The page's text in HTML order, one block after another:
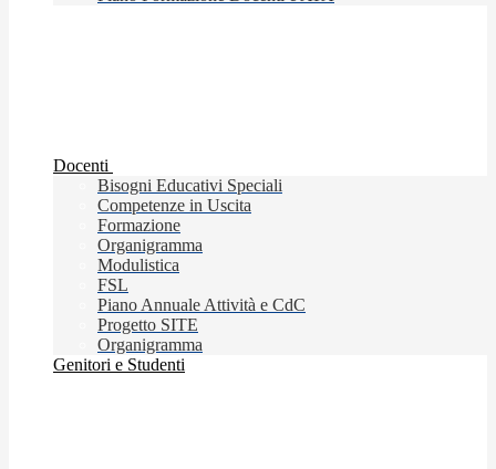
Docenti
Bisogni Educativi Speciali
Competenze in Uscita
Formazione
Organigramma
Modulistica
FSL
Piano Annuale Attività e CdC
Progetto SITE
Organigramma
Genitori e Studenti